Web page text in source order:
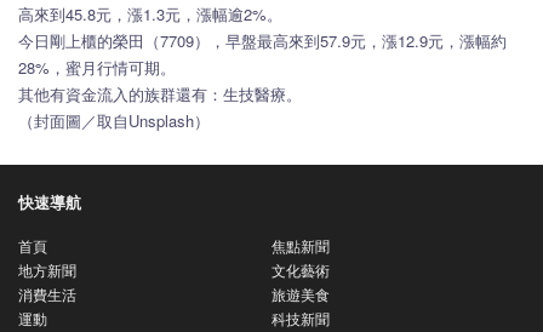
高來到45.8元，漲1.3元，漲幅逾2%。
今日剛上櫃的榮田（7709），早盤最高來到57.9元，漲12.9元，漲幅約
28%，蜜月行情可期。
其他有資金流入的族群還有：生技醫療。
（封面圖／取自Unsplash）
快速導航
首頁
焦點新聞
地方新聞
文化藝術
消費生活
旅遊美食
運動
科技新聞